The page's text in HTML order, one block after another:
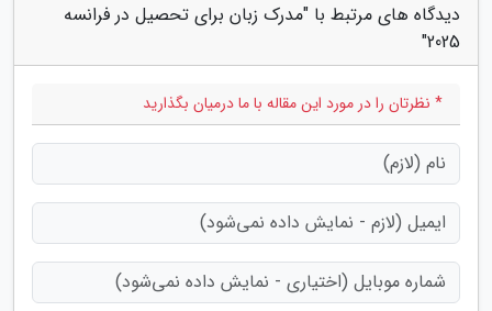
دیدگاه های مرتبط با "مدرک زبان برای تحصیل در فرانسه
2025"
* نظرتان را در مورد این مقاله با ما درمیان بگذارید